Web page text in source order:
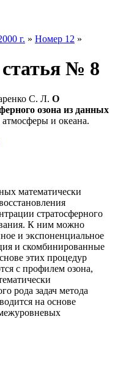
г. » Номер 12 »
№ 8
С. Л. О
озона из данных
и океана.
математически
стратосферного
К ним можно
и экспоненциальное
и скомбинированные
этих процедур
с профилем озона,
рода задач метода
на основе